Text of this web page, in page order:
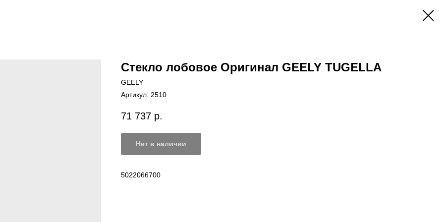
Стекло лобовое Оригинал GEELY TUGELLA
GEELY
Артикул: 2510
71 737 р.
Нет в наличии
5022066700